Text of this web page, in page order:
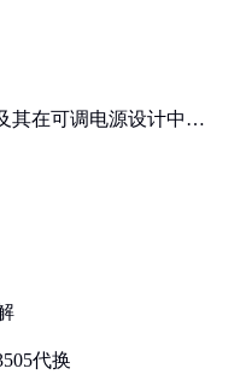
其在可调电源设计中的
代换